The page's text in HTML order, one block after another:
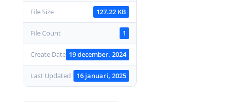
File Size 127.22 KB
File Count 1
Create Date 19 december, 2024
Last Updated 16 januari, 2025